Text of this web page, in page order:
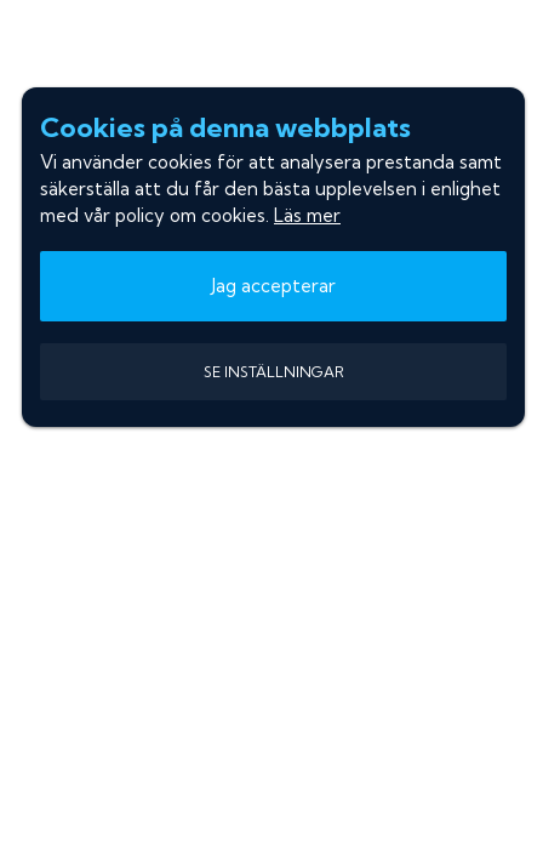
Cookies på denna webbplats
Vi använder cookies för att analysera prestanda samt
säkerställa att du får den bästa upplevelsen i enlighet
med vår policy om cookies. Läs mer
Jag accepterar
SE INSTÄLLNINGAR